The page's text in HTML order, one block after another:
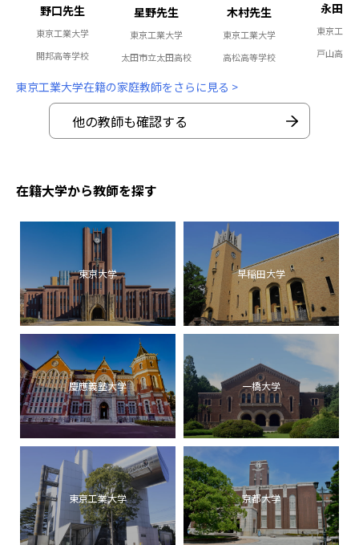
野口先生
東京工業大学
開邦高等学校
星野先生
東京工業大学
太田市立太田高校
木村先生
東京工業大学
高松高等学校
永田先
東京工業
戸山高等
東京工業大学在籍の家庭教師をさらに見る >
他の教師も確認する
在籍大学から教師を探す
東京大学 早稲田大学
慶應義塾大学 一橋大学
東京工業大学 京都大学